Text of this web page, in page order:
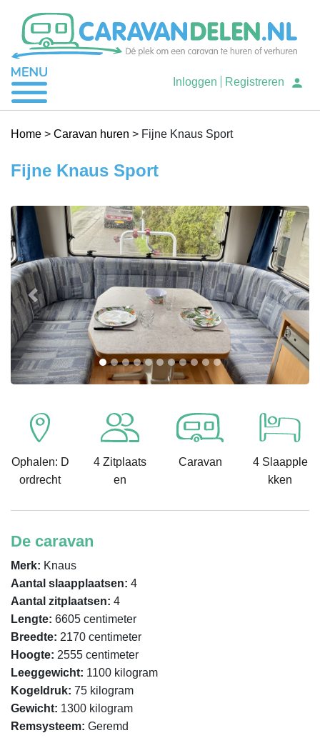
Je caravan verhuren
Help
Inloggen Registreren
Home > Caravan huren > Fijne Knaus Sport
Fijne Knaus Sport
Previous Next
Ophalen: D
ordrecht
4 Zitplaats
en
Caravan
4 Slaapple
kken
De caravan
Merk: Knaus
Aantal slaapplaatsen: 4
Aantal zitplaatsen: 4
Lengte: 6605 centimeter
Breedte: 2170 centimeter
Hoogte: 2555 centimeter
Leeggewicht: 1100 kilogram
Kogeldruk: 75 kilogram
Gewicht: 1300 kilogram
Remsysteem: Geremd